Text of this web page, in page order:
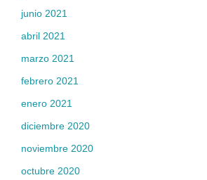
junio 2021
abril 2021
marzo 2021
febrero 2021
enero 2021
diciembre 2020
noviembre 2020
octubre 2020